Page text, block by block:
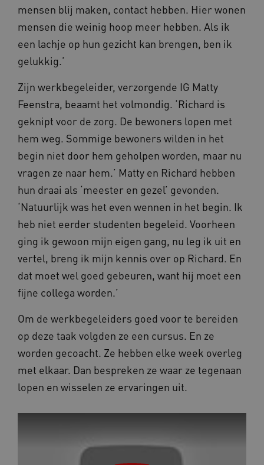
mensen blij maken, contact hebben. Hier wonen
mensen die weinig hoop meer hebben. Als ik
een lachje op hun gezicht kan brengen, ben ik
gelukkig.’
Zijn werkbegeleider, verzorgende IG Matty
Feenstra, beaamt het volmondig. ‘Richard is
geknipt voor de zorg. De bewoners lopen met
hem weg. Sommige bewoners wilden in het
begin niet door hem geholpen worden, maar nu
vragen ze naar hem.’ Matty en Richard hebben
hun draai als ‘meester en gezel’ gevonden.
‘Natuurlijk was het even wennen in het begin. Ik
heb niet eerder studenten begeleid. Voorheen
ging ik gewoon mijn eigen gang, nu leg ik uit en
vertel, breng ik mijn kennis over op Richard. En
dat moet wel goed gebeuren, want hij moet een
fijne collega worden.’
Om de werkbegeleiders goed voor te bereiden
op deze taak volgden ze een cursus. En ze
worden gecoacht. Ze hebben elke week overleg
met elkaar. Dan bespreken ze waar ze tegenaan
lopen en wisselen ze ervaringen uit.
CookieScriptConsent
CookieScript
AWSALBCORS
Amazon.com Inc.
m906.waardigheidentrots.nl
VISITOR_PRIVACY_METADATA
YouTube
.youtube.com
ARRAffinitySameSite
AWSALBCORS
Amazon.com Inc.
vilans.blueconic.net